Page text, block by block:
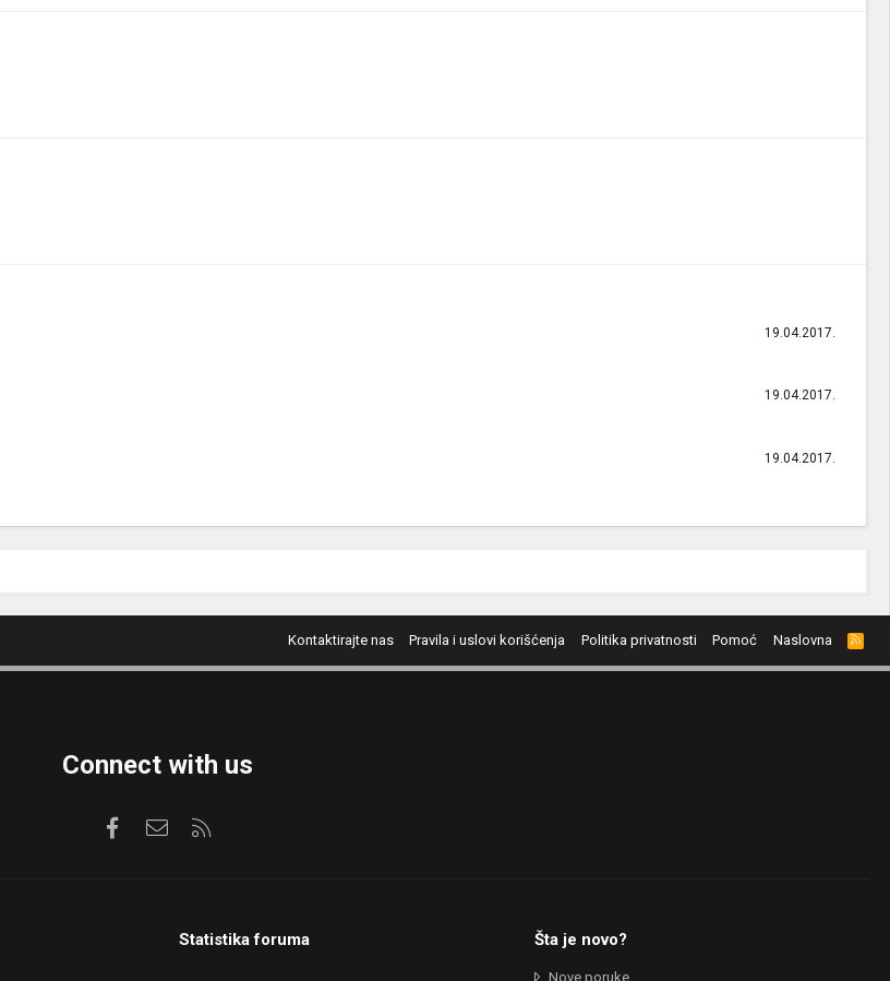
19.04.2017.
19.04.2017.
19.04.2017.
Kontaktirajte nas Pravila i uslovi korišćenja Politika privatnosti Pomoć Naslovna
R
S
S
Connect with us
FacebookKontaktirajte nas
Statistika foruma Šta je novo?
Nove poruke